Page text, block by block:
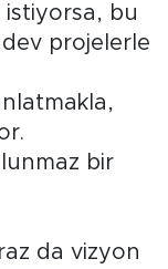
istiyorsa, bu
projelerle
bir
da vizyon